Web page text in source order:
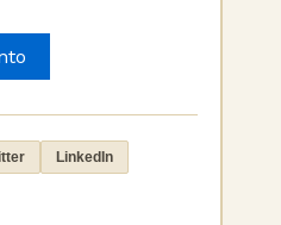
LinkedIn